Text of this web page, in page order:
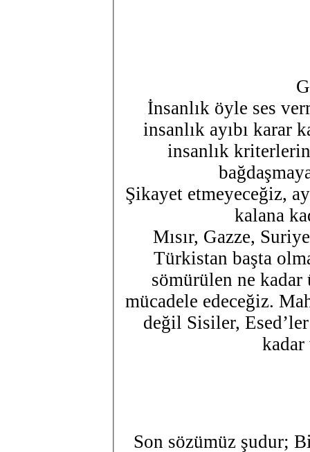
İnsanlık öyle ses
insanlık ayıbı karar
insanlık
Şikayet etmeyeceğiz,
kalana
Mısır, Gazze,
Türkistan başta
sömürülen ne kadar
mücadele edeceğiz.
değil Sisiler,
kadar
Son sözümüz şudur;